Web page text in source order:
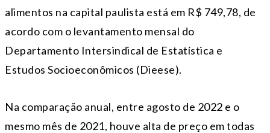
alimentos na capital paulista está em R$ 749,78, de
acordo com o levantamento mensal do
Departamento Intersindical de Estatística e
Estudos Socioeconômicos (Dieese).
Na comparação anual, entre agosto de 2022 e o
mesmo mês de 2021, houve alta de preço em todas